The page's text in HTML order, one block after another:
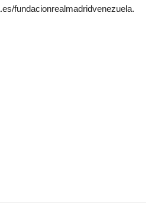
fundacionrealmadridvenezuela.